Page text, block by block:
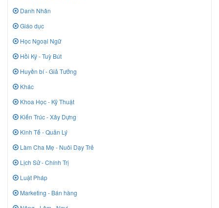
Danh Nhân
Giáo dục
Học Ngoại Ngữ
Hồi Ký - Tuỳ Bút
Huyền bí - Giả Tưởng
Khác
Khoa Học - Kỹ Thuật
Kiến Trúc - Xây Dựng
Kinh Tế - Quản Lý
Làm Cha Mẹ - Nuôi Dạy Trẻ
Lịch Sử - Chính Trị
Luật Pháp
Marketing - Bán hàng